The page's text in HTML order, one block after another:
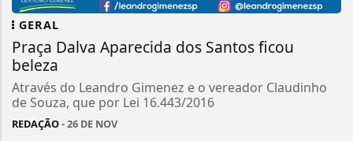
GERAL
Praça Dalva Aparecida dos Santos ficou
beleza
Através do Leandro Gimenez e o vereador Claudinho
de Souza, que por Lei 16.443/2016
REDAÇÃO- 26 DE NOV